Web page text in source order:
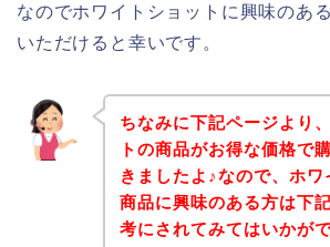
なのでホワイトショットに興味のあ
いただけると幸いです。
ちなみに下記ページより
トの商品がお得な価格で
きましたよ♪なので、ホ
商品に興味のある方は下
考にされてみてはいかが